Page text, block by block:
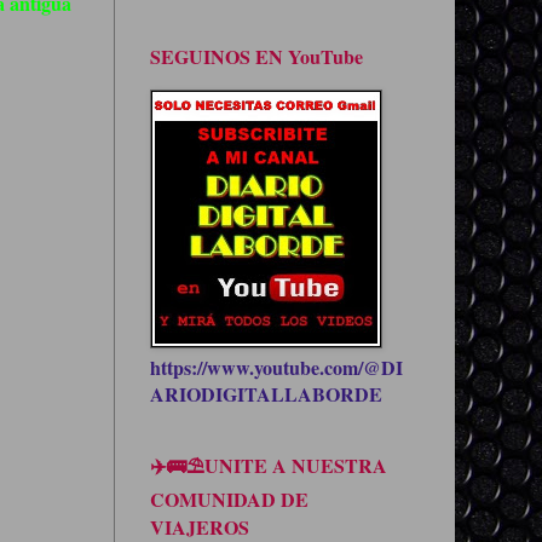
SEGUINOS EN YouTube
https://www.youtube.com/@DI
ARIODIGITALLABORDE
✈️🚌⛱UNITE A NUESTRA
COMUNIDAD DE
VIAJEROS